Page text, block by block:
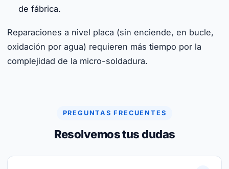
de fábrica.
Reparaciones a nivel placa (sin enciende, en bucle,
oxidación por agua) requieren más tiempo por la
complejidad de la micro-soldadura.
PREGUNTAS FRECUENTES
Resolvemos tus dudas